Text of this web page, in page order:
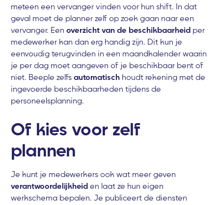
meteen een vervanger vinden voor hun shift. In dat
geval moet de planner zelf op zoek gaan naar een
vervanger. Eenoverzicht van de beschikbaarheid per
medewerker kan dan erg handig zijn. Dit kun je
eenvoudig terugvinden in een maandkalender waarin
je per dag moet aangeven of je beschikbaar bent of
niet. Beeple zelfsautomatisch houdt rekening met de
ingevoerde beschikbaarheden tijdens de
personeelsplanning.
Of kies voor zelf
plannen
Je kunt je medewerkers ook wat meer geven
verantwoordelijkheid en laat ze hun eigen
werkschema bepalen. Je publiceert de diensten